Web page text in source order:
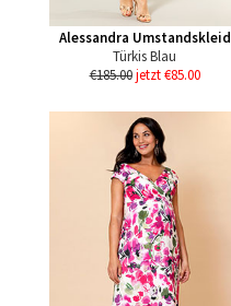
Alessandra Umstandskleid
Türkis Blau
€185.00 jetzt €85.00